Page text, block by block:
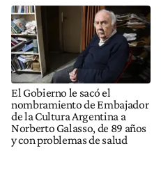
El Gobierno le sacó el
nombramiento de Embajador
de la Cultura Argentina a
Norberto Galasso, de 89 años
y con problemas de salud